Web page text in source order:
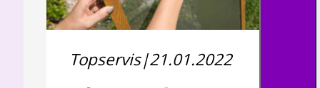
Topservis|21.01.2022